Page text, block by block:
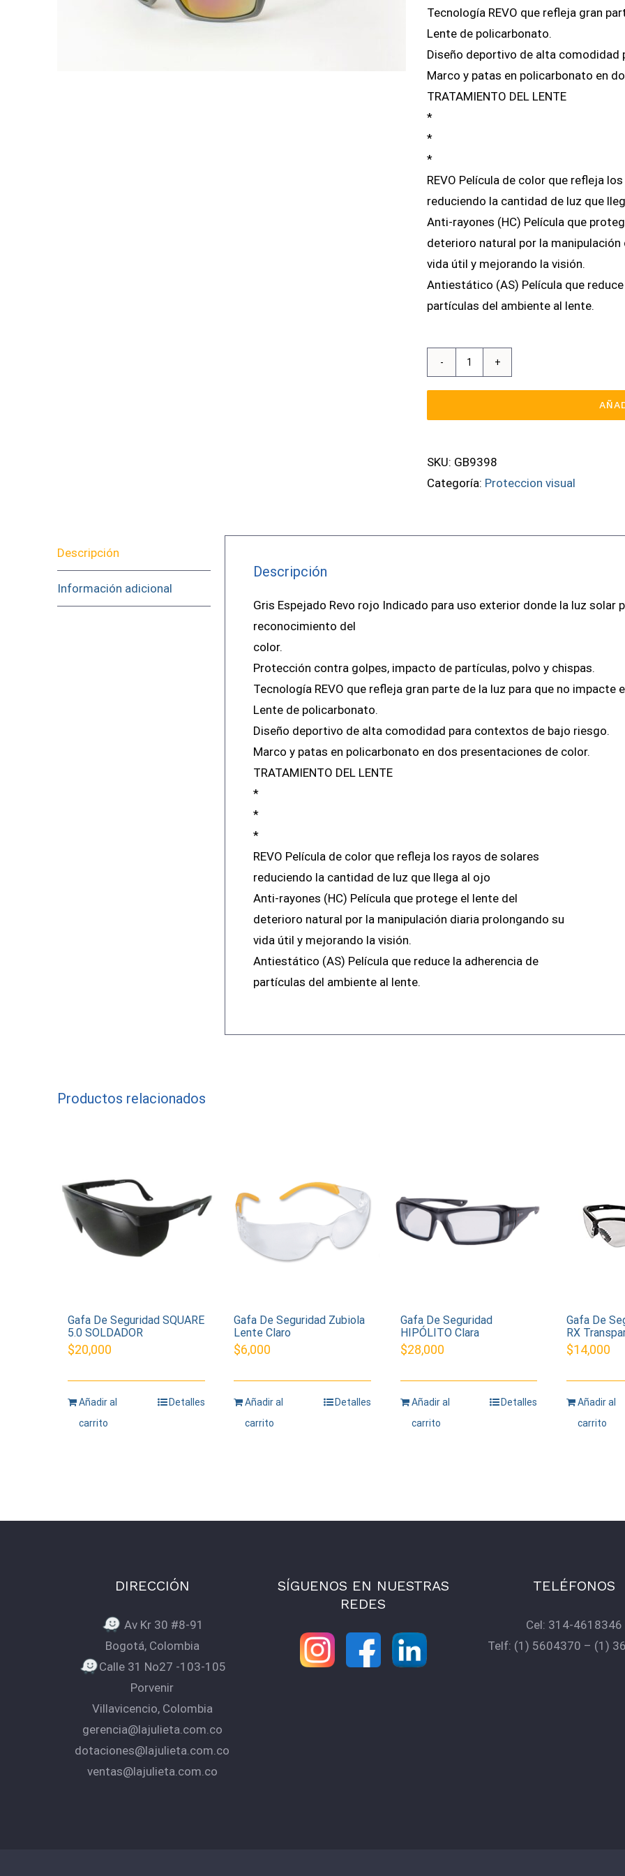
Tecnología REVO que refleja gran
Lente de policarbonato.
Diseño deportivo de alta
Marco y patas en policarbonato en
TRATAMIENTO DEL LENTE
*
*
*
REVO Película de color que refleja
reduciendo la cantidad de luz que
Anti-rayones (HC) Película que
deterioro natural por la
vida útil y mejorando la visión.
Antiestático (AS) Película que
partículas del ambiente al lente.
De
Espejado
Revo
REVO
SKU: GB9398
Categoría: Proteccion visual
Descripción
Información adicional
Descripción
Gris Espejado Revo rojo Indicado para uso exterior donde la luz solar
reconocimiento del
color.
Protección contra golpes, impacto de partículas, polvo y chispas.
Tecnología REVO que refleja gran parte de la luz para que no impacte
Lente de policarbonato.
Diseño deportivo de alta comodidad para contextos de bajo riesgo.
Marco y patas en policarbonato en dos presentaciones de color.
TRATAMIENTO DEL LENTE
*
*
*
REVO Película de color que refleja los rayos de solares
reduciendo la cantidad de luz que llega al ojo
Anti-rayones (HC) Película que protege el lente del
deterioro natural por la manipulación diaria prolongando su
vida útil y mejorando la visión.
Antiestático (AS) Película que reduce la adherencia de
partículas del ambiente al lente.
Productos relacionados
Gafa De Seguridad SQUARE
5.0 SOLDADOR
$20,000
Añadir al
carrito
Detalles
Gafa De Seguridad Zubiola
Lente Claro
$6,000
Añadir al
carrito
Detalles
Gafa De Seguridad
HIPÓLITO Clara
$28,000
Añadir al
carrito
Detalles
Gafa De
RX
$14,000
Añadir al
carrito
DIRECCIÓN
Av Kr 30 #8-91
Bogotá, Colombia
Calle 31 No27 -103-105
Porvenir
Villavicencio, Colombia
gerencia@lajulieta.com.co
dotaciones@lajulieta.com.co
ventas@lajulieta.com.co
SÍGUENOS EN NUESTRAS
REDES
TELÉFONOS
Cel: 314-4618346
Telf: (1) 5604370 – (1)